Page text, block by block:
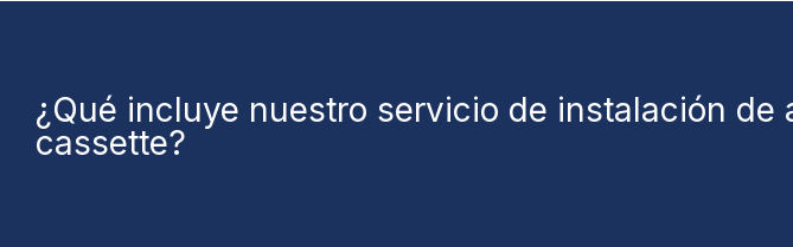
¿Qué incluye nuestro servicio de instalación de
cassette?